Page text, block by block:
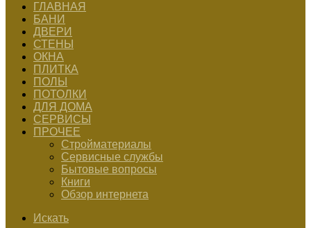
ГЛАВНАЯ
БАНИ
ДВЕРИ
СТЕНЫ
ОКНА
ПЛИТКА
ПОЛЫ
ПОТОЛКИ
ДЛЯ ДОМА
СЕРВИСЫ
ПРОЧЕЕ
Стройматериалы
Сервисные службы
Бытовые вопросы
Книги
Обзор интернета
Искать